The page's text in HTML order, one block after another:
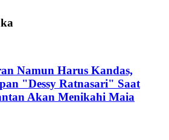
Namun Harus Kandas,
"Dessy Ratnasari" Saat
Akan Menikahi Maia